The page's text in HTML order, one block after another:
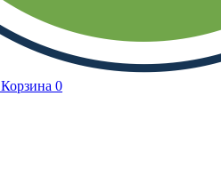
Корзина 0